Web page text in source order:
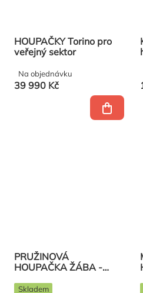
HOUPAČKY Torino pro
veřejný sektor
39 990 Kč
Na objednávku
PRUŽINOVÁ
HOUPAČKA ŽÁBA -
veřejná dětská hřiště
Skladem